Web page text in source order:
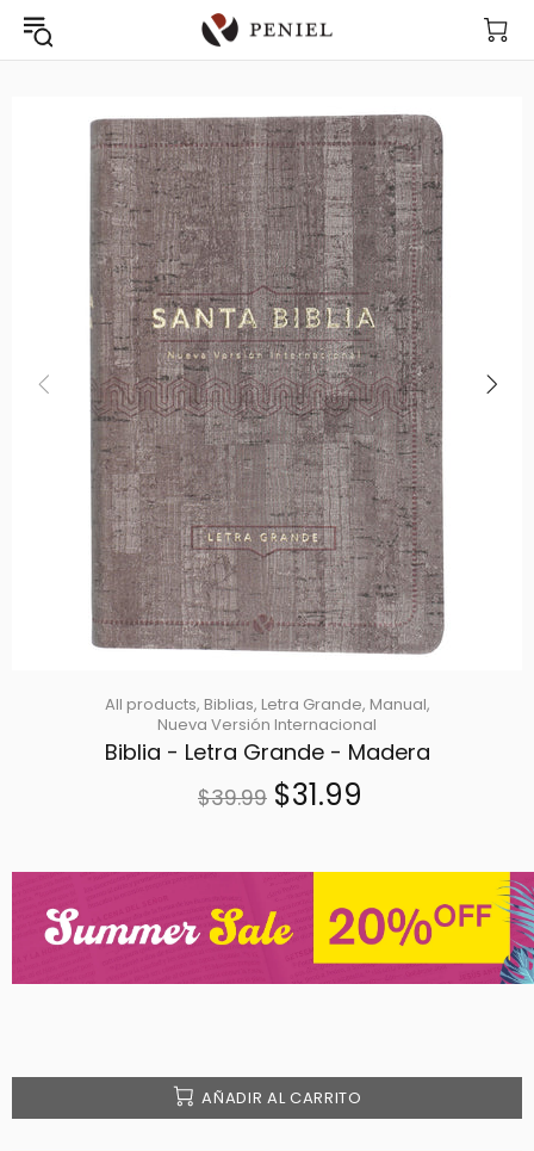
All products, Biblias, Letra Grande, Manual,
Nueva Versión Internacional
Biblia - Letra Grande - Madera
$39.99 $31.99
AÑADIR AL CARRITO